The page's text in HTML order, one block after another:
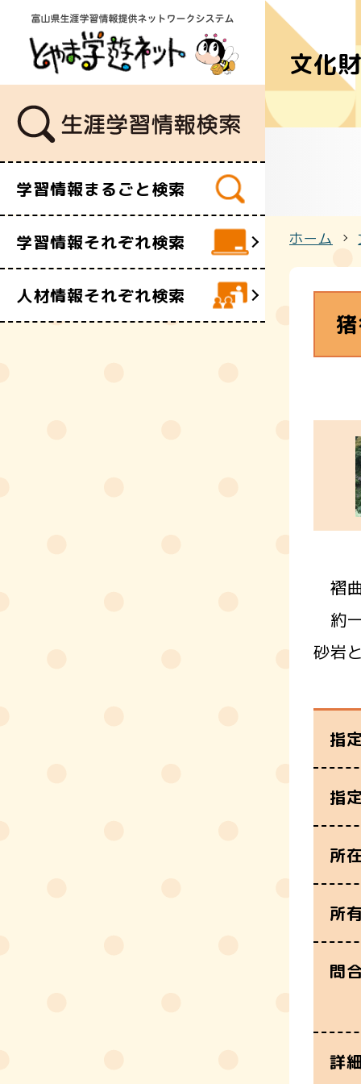
学習情報まるごと検索
学習情報それぞれ検索
学習講座
人材情報それぞれ検索
講師・指
ボランテ
文化財
ホーム
褶
約
砂岩
指
指
所
所
問
詳